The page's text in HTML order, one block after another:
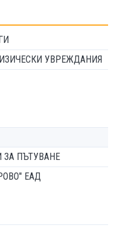
УВРЕЖДАНИЯ
ПЪТУВАНЕ
ЕАД